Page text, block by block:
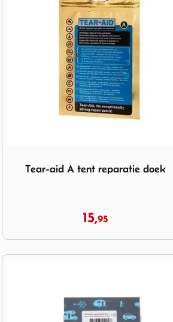
Tear-aid A tent reparatie doek
15,95